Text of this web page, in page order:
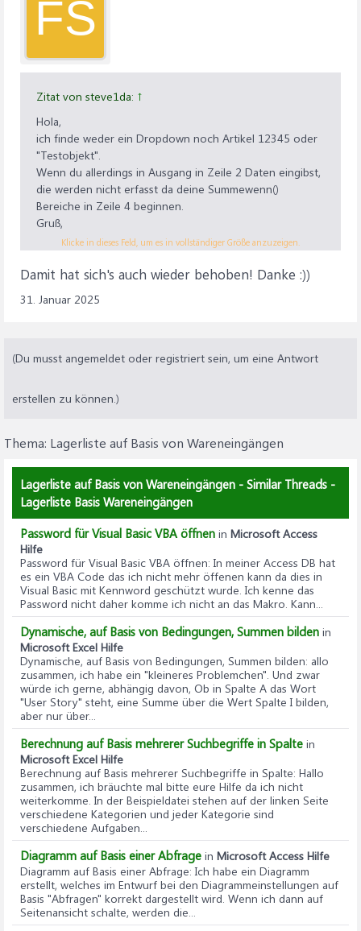
FS
Zitat von steve1da: ↑
Hola,
ich finde weder ein Dropdown noch Artikel 12345 oder
"Testobjekt".
Wenn du allerdings in Ausgang in Zeile 2 Daten eingibst,
die werden nicht erfasst da deine Summewenn()
Bereiche in Zeile 4 beginnen.
Gruß,
steve1daKlicke in dieses Feld, um es in vollständiger Größe anzuzeigen.
Damit hat sich's auch wieder behoben! Danke :))
31. Januar 2025
(Du musst angemeldet oder registriert sein, um eine Antwort
erstellen zu können.)
Thema: Lagerliste auf Basis von Wareneingängen
Lagerliste auf Basis von Wareneingängen - Similar Threads -
Lagerliste Basis Wareneingängen
Password für Visual Basic VBA öffnen in Microsoft Access
Hilfe
Password für Visual Basic VBA öffnen: In meiner Access DB hat
es ein VBA Code das ich nicht mehr öffenen kann da dies in
Visual Basic mit Kennword geschützt wurde. Ich kenne das
Password nicht daher komme ich nicht an das Makro. Kann...
Dynamische, auf Basis von Bedingungen, Summen bilden in
Microsoft Excel Hilfe
Dynamische, auf Basis von Bedingungen, Summen bilden: allo
zusammen, ich habe ein "kleineres Problemchen". Und zwar
würde ich gerne, abhängig davon, Ob in Spalte A das Wort
"User Story" steht, eine Summe über die Wert Spalte I bilden,
aber nur über...
Berechnung auf Basis mehrerer Suchbegriffe in Spalte in
Microsoft Excel Hilfe
Berechnung auf Basis mehrerer Suchbegriffe in Spalte: Hallo
zusammen, ich bräuchte mal bitte eure Hilfe da ich nicht
weiterkomme. In der Beispieldatei stehen auf der linken Seite
verschiedene Kategorien und jeder Kategorie sind
verschiedene Aufgaben...
Diagramm auf Basis einer Abfrage in Microsoft Access Hilfe
Diagramm auf Basis einer Abfrage: Ich habe ein Diagramm
erstellt, welches im Entwurf bei den Diagrammeinstellungen auf
Basis "Abfragen" korrekt dargestellt wird. Wenn ich dann auf
Seitenansicht schalte, werden die...